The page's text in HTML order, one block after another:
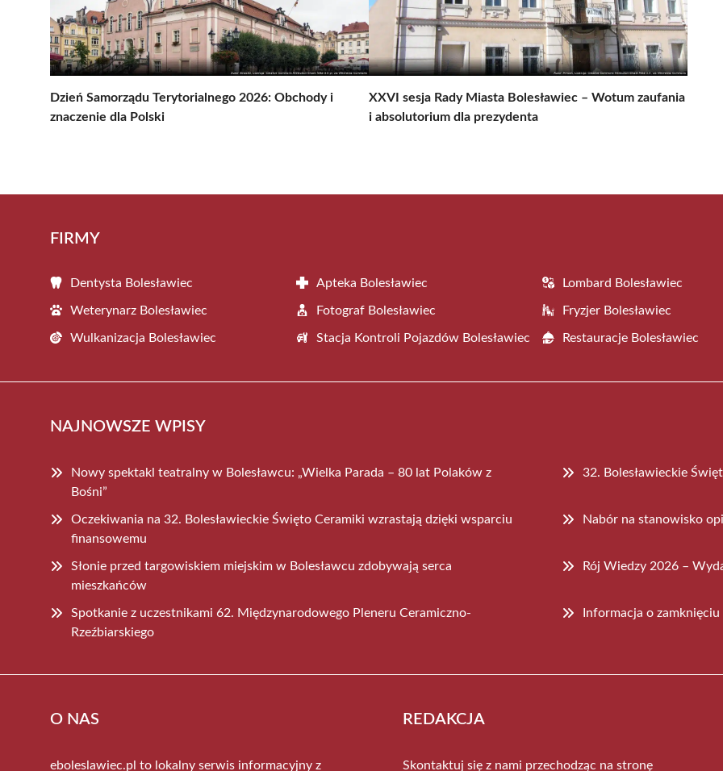
Dzień Samorządu Terytorialnego 2026: Obchody i
znaczenie dla Polski
XXVI sesja Rady Miasta Bolesławiec – Wotum zaufania
i absolutorium dla prezydenta
FIRMY
Dentysta Bolesławiec Apteka Bolesławiec Lombard Bolesławiec
Weterynarz Bolesławiec Fotograf Bolesławiec Fryzjer Bolesławiec
Wulkanizacja Bolesławiec Stacja Kontroli Pojazdów Bolesławiec Restauracje Bolesławiec
NAJNOWSZE WPISY
Nowy spektakl teatralny w Bolesławcu: „Wielka Parada – 80 lat Polaków z
Bośni”
32. Bolesławieckie
Oczekiwania na 32. Bolesławieckie Święto Ceramiki wzrastają dzięki wsparciu
finansowemu
Nabór na stanowisko
Słonie przed targowiskiem miejskim w Bolesławcu zdobywają serca
mieszkańców
Rój Wiedzy 2026 –
Spotkanie z uczestnikami 62. Międzynarodowego Pleneru Ceramiczno-
Rzeźbiarskiego
Informacja o
O NAS
eboleslawiec.pl to lokalny serwis informacyjny z
REDAKCJA
Skontaktuj się z nami przechodząc na stronę